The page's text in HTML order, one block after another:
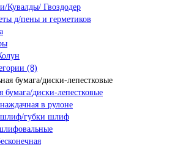
Кувалды/ Гвоздодер
д/пены и герметиков
(8)
диски-лепестковые
в рулоне
шлиф/губки шлиф